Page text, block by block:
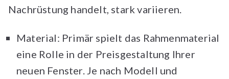
Nachrüstung handelt, stark variieren.
Material: Primär spielt das Rahmenmaterial
eine Rolle in der Preisgestaltung Ihrer
neuen Fenster. Je nach Modell und